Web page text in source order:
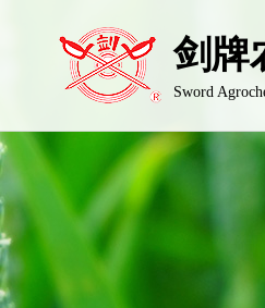
剑牌
Sword